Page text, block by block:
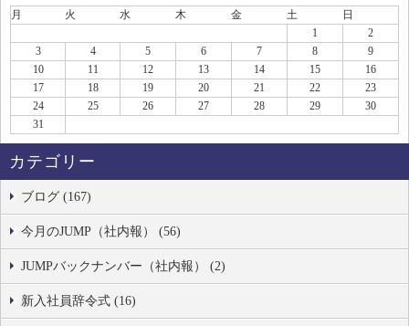
月
火 水 木 金 土
日
1
2
3
4 5 6 7 8
9
10
11 12 13 14 15
16
17
18 19 20 21 22
23
24
25 26 27 28 29
30
31
カテゴリー
ブログ (167)
今月のJUMP（社内報） (56)
JUMPバックナンバー（社内報） (2)
新入社員辞令式 (16)